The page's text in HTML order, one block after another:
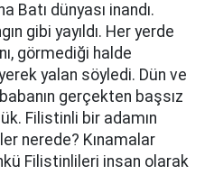
Batı dünyası inandı.
gibi yayıldı. Her yerde
görmediği halde
yalan söyledi. Dün ve
gerçekten başsız
Filistinli bir adamın
nerede? Kınamalar
Filistinlileri insan olarak